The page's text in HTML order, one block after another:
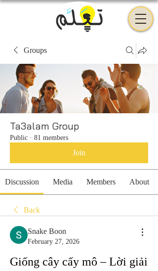
Groups
Ta3alam Group
Public · 81 members
Join
Discussion Media Members About
Back
Snake Boon
February 27, 2026
Giống cây cấy mô – Lời giải